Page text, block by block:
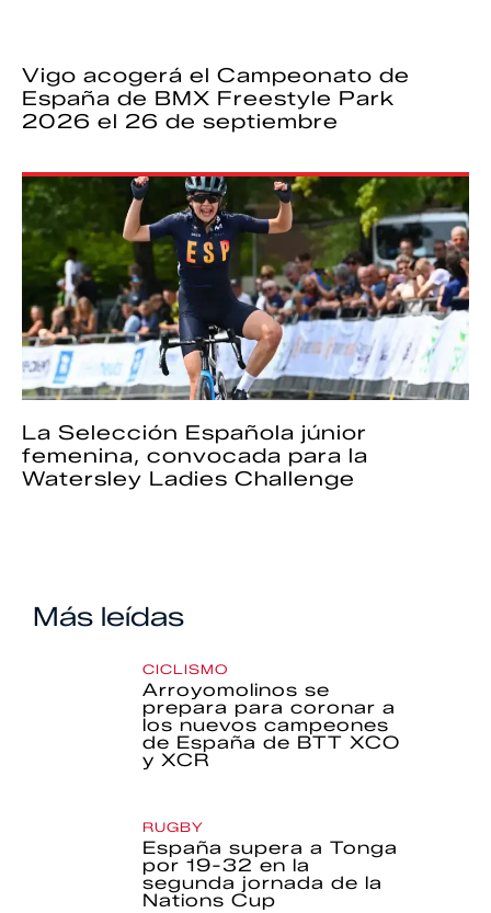
Vigo acogerá el Campeonato de
España de BMX Freestyle Park
2026 el 26 de septiembre
La Selección Española júnior
femenina, convocada para la
Watersley Ladies Challenge
Más leídas
CICLISMO
Arroyomolinos se
prepara para coronar a
los nuevos campeones
de España de BTT XCO
y XCR
RUGBY
España supera a Tonga
por 19-32 en la
segunda jornada de la
Nations Cup